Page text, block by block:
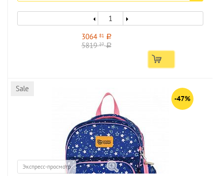
3064 81 a
581927 a
Sale
-47%
Экспресс-просмотр